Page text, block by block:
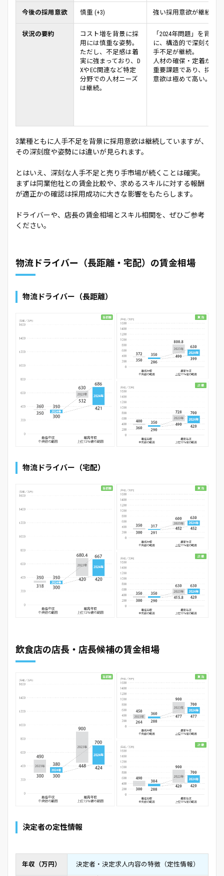
今後の採用意欲 慎重 (+3) 強い採用意欲が継続 (+9)
状況の要約
コスト増を背景に採
用には慎重な姿勢。
ただし、不足感は着
実に強まっており、D
XやEC関連など特定
分野での人材ニーズ
は継続。
「2024年問題」を背景
に、構造的で深刻な人
手不足が継続。
人材の確保・定着が最
重要課題であり、採用
意欲は極めて高い。
3業種ともに人手不足を背景に採用意欲は継続していますが、
その深刻度や姿勢には違いが見られます。
とはいえ、深刻な人手不足と売り手市場が続くことは確実。
まずは同業他社との賃金比較や、求めるスキルに対する報酬
が適正かの確認は採用成功に大きな影響をもたらします。
ドライバーや、店長の賃金相場とスキル相関を、ぜひご参考
ください。
物流ドライバー（長距離・宅配）の賃金相場
物流ドライバー（長距離）
物流ドライバー（宅配）
飲食店の店長・店長候補の賃金相場
決定者の定性情報
年収（万円） 決定者・決定求人内容の特徴（定性情報）